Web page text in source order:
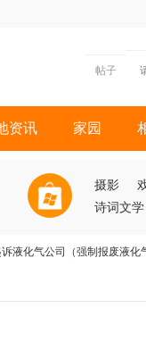
帖子
资讯 家园
摄影
诗词文学
液化气公司（强制报废液化